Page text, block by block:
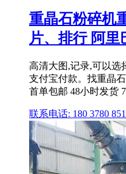
重晶石粉碎机
片、排行 阿里
高清大图,记录,可以选
支付宝付款。找重晶
首单包邮 48小时发货
联系电话: 180 3780